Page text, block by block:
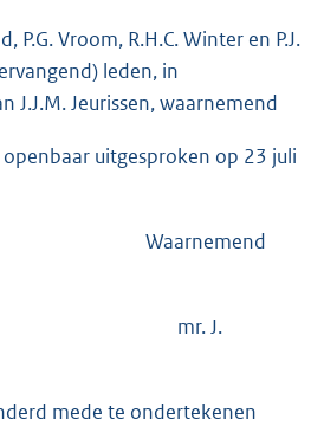
P.G. Vroom, R.H.C. Winter en P.J.
leden, in
J.J.M. Jeurissen, waarnemend
uitgesproken op 23 juli
Waarnemend
mr. J.
mede te ondertekenen